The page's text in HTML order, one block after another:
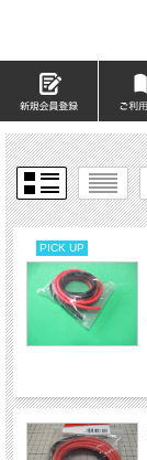
PICK UP